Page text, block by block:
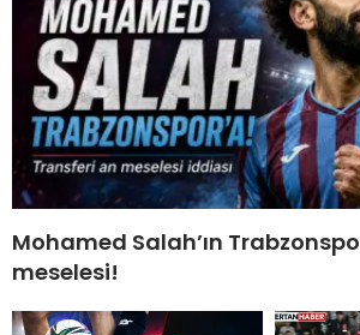
Mohamed Salah’ın
meselesi!